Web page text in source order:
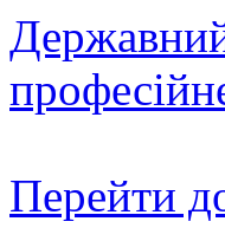
Перейти